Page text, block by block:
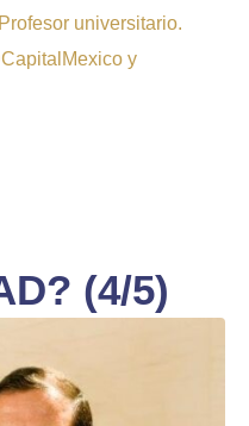
universitario.
y
(4/5)